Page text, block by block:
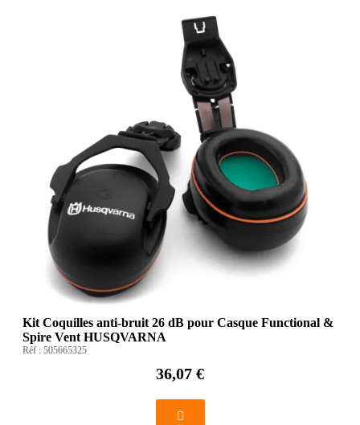
Kit Coquilles anti-bruit 26 dB pour Casque Functional &
Spire Vent HUSQVARNA
Réf : 505665325
36,07 €